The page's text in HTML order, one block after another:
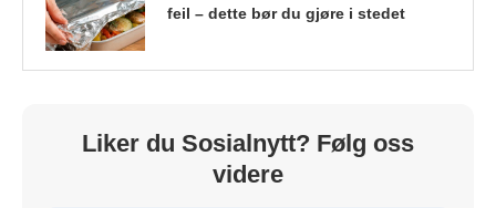
feil – dette bør du gjøre i stedet
Liker du Sosialnytt? Følg oss
videre